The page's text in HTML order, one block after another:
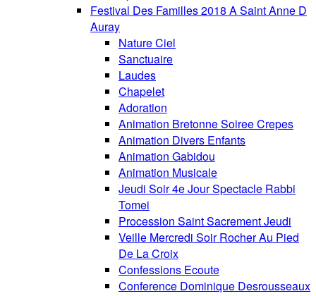
Festival Des Familles 2018 A Saint Anne D
Auray
Nature Ciel
Sanctuaire
Laudes
Chapelet
Adoration
Animation Bretonne Soiree Crepes
Animation Divers Enfants
Animation Gabidou
Animation Musicale
Jeudi Soir 4e Jour Spectacle Rabbi
Tomei
Procession Saint Sacrement Jeudi
Veille Mercredi Soir Rocher Au Pied
De La Croix
Confessions Ecoute
Conference Dominique Desrousseaux